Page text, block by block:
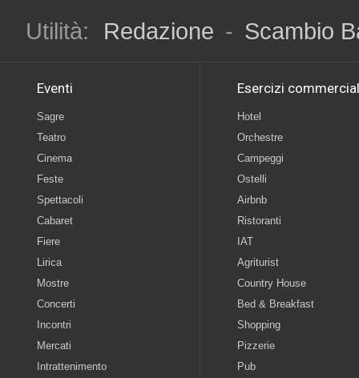
Utilità:
Redazione - Scambio
Eventi
Sagre
Teatro
Cinema
Feste
Spettacoli
Cabaret
Fiere
Lirica
Mostre
Concerti
Incontri
Mercati
Intrattenimento
Esercizi
Hotel
Orchestre
Campeggi
Ostelli
Airbnb
Ristoranti
IAT
Agriturist
Country House
Bed & Breakfast
Shopping
Pizzerie
Pub